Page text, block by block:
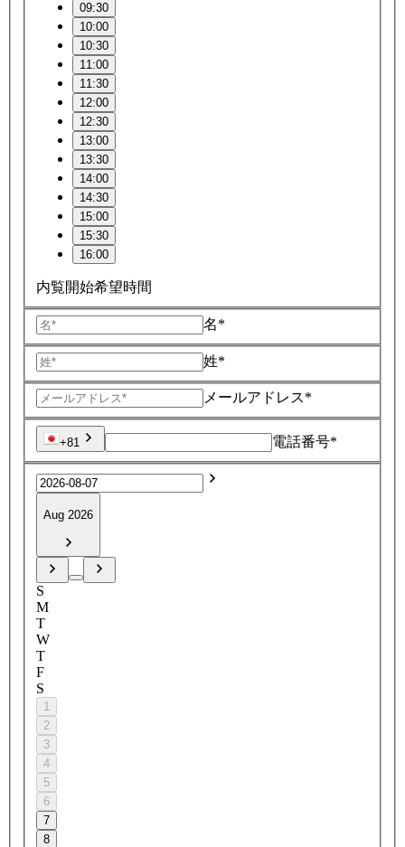
09:30
10:00
10:30
11:00
11:30
12:00
12:30
13:00
13:30
14:00
14:30
15:00
15:30
16:00
内覧開始希望時間
名*
姓*
メールアドレス*
+81 電話番号*
Aug 2026
S
M
T
W
T
F
S
1
2
3
4
5
6
7
8